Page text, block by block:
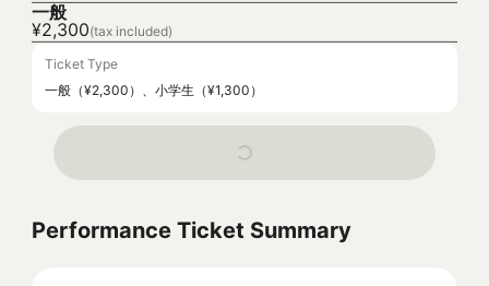
一般
¥2,300(tax included)
Ticket Type
一般（¥2,300）、小学生（¥1,300）
Performance Ticket Summary